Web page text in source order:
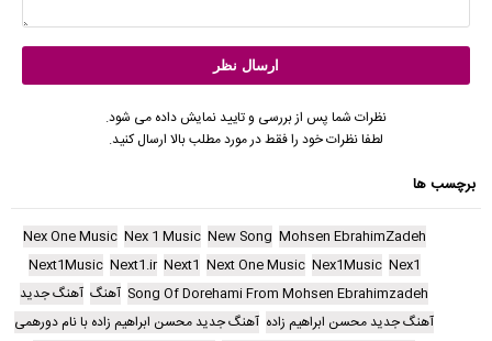
نظرات شما پس از بررسی و تایید نمایش داده می شود.
لطفا نظرات خود را فقط در مورد مطلب بالا ارسال کنید.
برچسب ها
Mohsen EbrahimZadeh
New Song
Nex 1 Music
Nex One Music
Nex1
Nex1Music
Next One Music
Next1
Next1.ir
Next1Music
Song Of Dorehami From Mohsen Ebrahimzadeh آهنگ آهنگ جدید
آهنگ جدید محسن ابراهیم زاده آهنگ جدید محسن ابراهیم زاده با نام دورهمی